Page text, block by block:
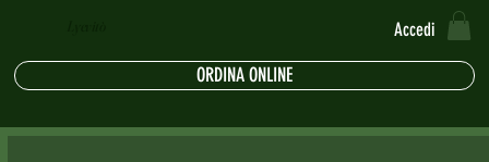
ORDINA ONLINE
Accedi